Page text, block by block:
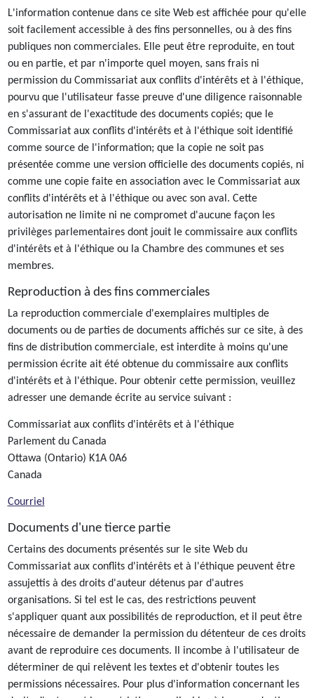
L'information contenue dans ce site Web est affichée pour qu'elle
soit facilement accessible à des fins personnelles, ou à des fins
publiques non commerciales. Elle peut être reproduite, en tout
ou en partie, et par n'importe quel moyen, sans frais ni
permission du Commissariat aux conflits d'intérêts et à l'éthique,
pourvu que l'utilisateur fasse preuve d'une diligence raisonnable
en s'assurant de l'exactitude des documents copiés; que le
Commissariat aux conflits d'intérêts et à l'éthique soit identifié
comme source de l'information; que la copie ne soit pas
présentée comme une version officielle des documents copiés, ni
comme une copie faite en association avec le Commissariat aux
conflits d'intérêts et à l'éthique ou avec son aval. Cette
autorisation ne limite ni ne compromet d'aucune façon les
privilèges parlementaires dont jouit le commissaire aux conflits
d'intérêts et à l'éthique ou la Chambre des communes et ses
membres.
Reproduction à des fins commerciales
La reproduction commerciale d'exemplaires multiples de
documents ou de parties de documents affichés sur ce site, à des
fins de distribution commerciale, est interdite à moins qu'une
permission écrite ait été obtenue du commissaire aux conflits
d'intérêts et à l'éthique. Pour obtenir cette permission, veuillez
adresser une demande écrite au service suivant :
Commissariat aux conflits d'intérêts et à l'éthique
Parlement du Canada
Ottawa (Ontario) K1A 0A6
Canada
Courriel
Documents d'une tierce partie
Certains des documents présentés sur le site Web du
Commissariat aux conflits d'intérêts et à l'éthique peuvent être
assujettis à des droits d'auteur détenus par d'autres
organisations. Si tel est le cas, des restrictions peuvent
s'appliquer quant aux possibilités de reproduction, et il peut être
nécessaire de demander la permission du détenteur de ces droits
avant de reproduire ces documents. Il incombe à l'utilisateur de
déterminer de qui relèvent les textes et d'obtenir toutes les
permissions nécessaires. Pour plus d'information concernant les